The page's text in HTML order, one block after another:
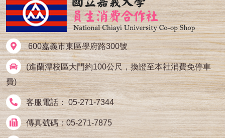
600嘉義市東區學府路300號
(進蘭潭校區大門約100公尺，換證至本社消費免停車
費)
客服電話： 05-271-7344
傳真號碼：05-271-7875